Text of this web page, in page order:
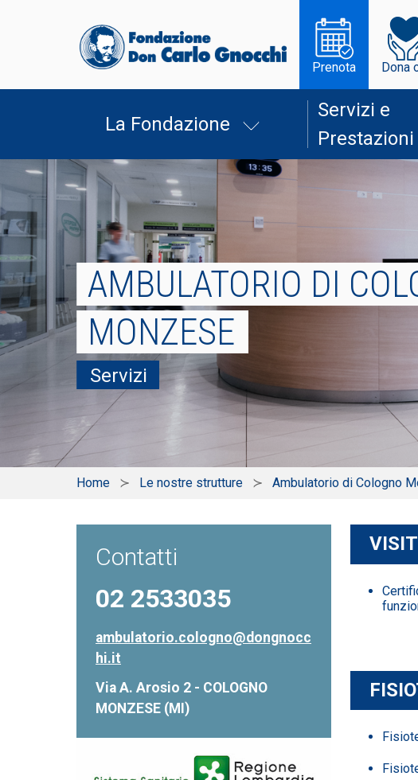
Prenota Dona
La Fondazione
Servizi e
Prestazioni
AMBULATORIO DI
MONZESE
Servizi
Home Le nostre strutture Ambulatorio di Cologno
Contatti
02 2533035
ambulatorio.cologno@dongnocc
hi.it
Via A. Arosio 2 - COLOGNO
MONZESE (MI)